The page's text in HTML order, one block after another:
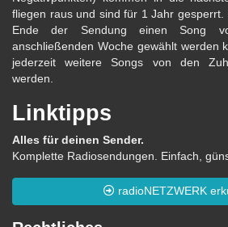
fliegen raus und sind für 1 Jahr gesperrt.
Ende der Sendung einen Song
anschließenden Woche gewählt werden
jederzeit weitere Songs von den
werden.
Linktipps
Alles für deinen Sender.
Komplette Radiosendungen. Einfach,
radioNETZWERK